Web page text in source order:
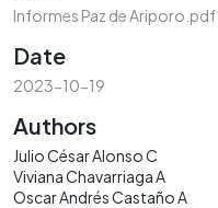
Informes Paz de Ariporo.pdf
Date
2023-10-19
Authors
Julio César Alonso C
Viviana Chavarriaga A
Oscar Andrés Castaño A